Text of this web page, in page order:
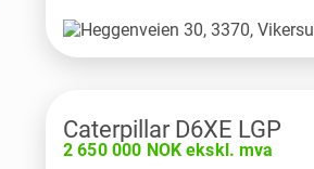
Caterpillar D6XE LGP
2 650 000 NOK ekskl. mva